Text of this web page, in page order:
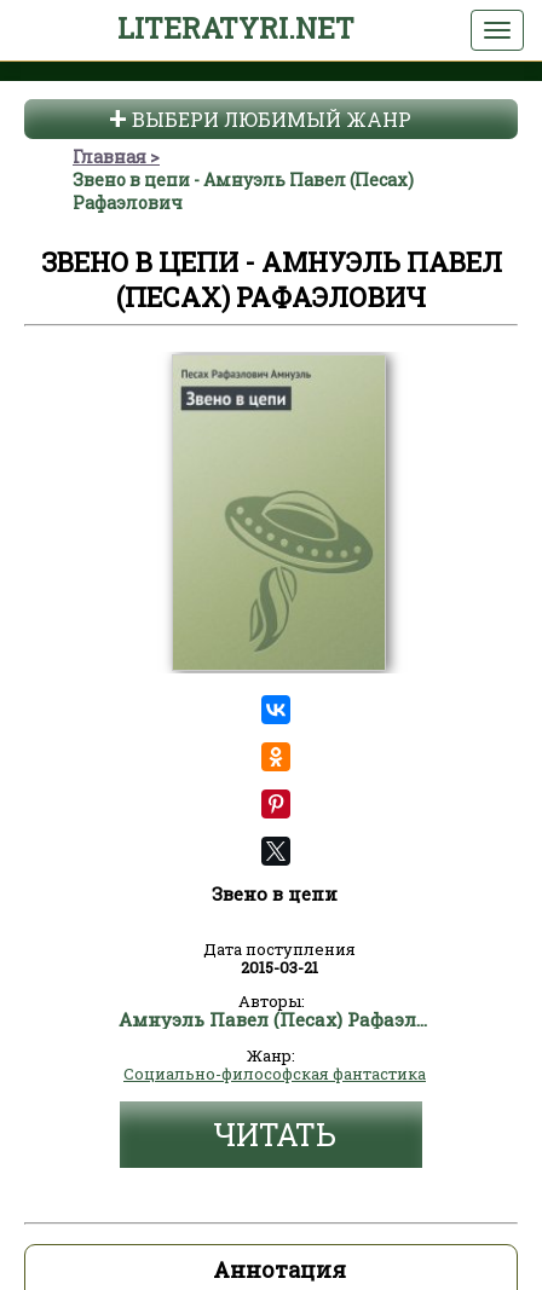
LITERATYRI.NET
ВЫБЕРИ ЛЮБИМЫЙ ЖАНР
Главная
Звено в цепи - Амнуэль Павел (Песах)
Рафаэлович
ЗВЕНО В ЦЕПИ - АМНУЭЛЬ ПАВЕЛ
(ПЕСАХ) РАФАЭЛОВИЧ
Звено в цепи
Дата поступления
2015-03-21
Авторы:
Амнуэль Павел (Песах) Рафаэлович
Жанр:
Социально-философская фантастика
ЧИТАТЬ
Аннотация